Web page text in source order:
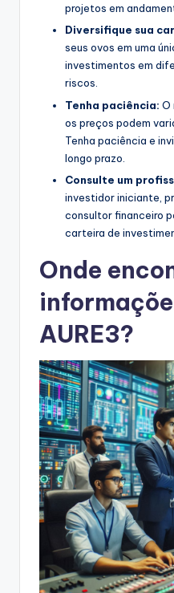
projetos em
Diversifique sua
seus ovos em uma
investimentos em
riscos.
Tenha paciência: O
os preços podem
Tenha paciência e
longo prazo.
Consulte um
investidor iniciante,
consultor financeiro
carteira de
Onde
AURE3?